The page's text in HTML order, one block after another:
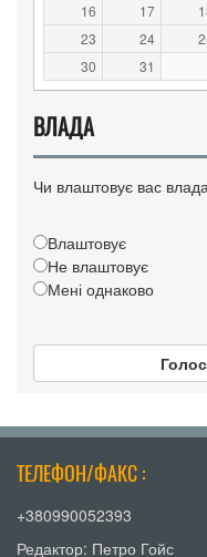
16
17
23
24
30
31
ВЛАДА
Чи влаштовує вас
Влаштовує
Не влаштовує
Мені однаково
ТЕЛЕФОН/ФАКС :
+380990052393
Редактор: Петро Гойс